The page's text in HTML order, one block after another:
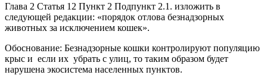
Глава 2 Статья 12 Пункт 2 Подпункт 2.1. изложить в
следующей редакции: «порядок отлова безнадзорных
животных за исключением кошек».
Обоснование: Безнадзорные кошки контролируют популяцию
крыс и если их убрать с улиц, то таким образом будет
нарушена экосистема населенных пунктов.